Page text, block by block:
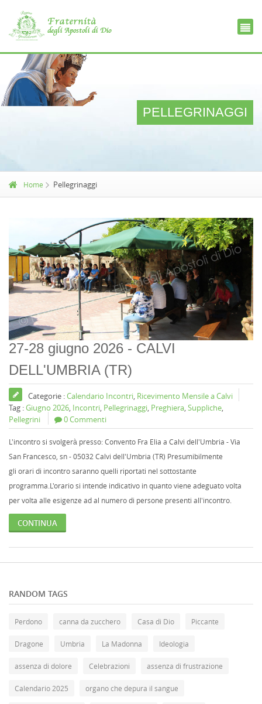
PELLEGRINAGGI
Home Pellegrinaggi
27-28 giugno 2026 - CALVI
DELL'UMBRIA (TR)
Categorie :Calendario Incontri, Ricevimento Mensile a Calvi
Tag :Giugno 2026, Incontri, Pellegrinaggi, Preghiera,Suppliche,
Pellegrini
0 Commenti
L'incontro si svolgerà presso: Convento Fra Elia a Calvi dell'Umbria - Via
San Francesco, sn - 05032 Calvi dell'Umbria (TR) Presumibilmente
gli orari di incontro saranno quelli riportati nel sottostante
programma.L'orario si intende indicativo in quanto viene adeguato volta
per volta alle esigenze ad al numero di persone presenti all'incontro.
CONTINUA
RANDOM TAGS
Perdono canna da zucchero Casa di Dio Piccante
Dragone Umbria La Madonna Ideologia
assenza di dolore Celebrazioni assenza di frustrazione
Calendario 2025 organo che depura il sangue